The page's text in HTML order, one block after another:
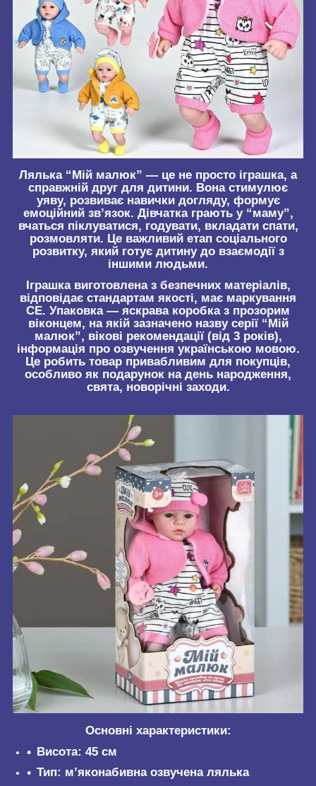
Лялька “Мій малюк” — це не просто іграшка, а
справжній друг для дитини. Вона стимулює
уяву, розвиває навички догляду, формує
емоційний зв’язок. Дівчатка грають у “маму”,
вчаться піклуватися, годувати, вкладати спати,
розмовляти. Це важливий етап соціального
розвитку, який готує дитину до взаємодії з
іншими людьми.
Іграшка виготовлена з безпечних матеріалів,
відповідає стандартам якості, має маркування
CE. Упаковка — яскрава коробка з прозорим
віконцем, на якій зазначено назву серії “Мій
малюк”, вікові рекомендації (від 3 років),
інформація про озвучення українською мовою.
Це робить товар привабливим для покупців,
особливо як подарунок на день народження,
свята, новорічні заходи.
Основні характеристики:
Висота: 45 см
Тип: м’яконабивна озвучена лялька